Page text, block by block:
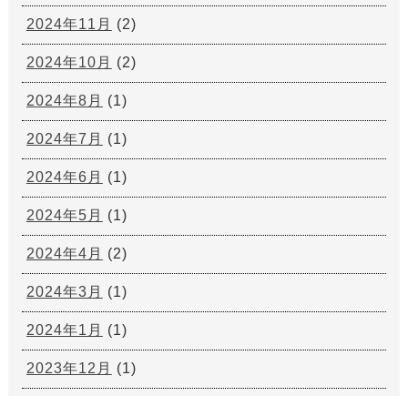
2024年11月 (2)
2024年10月 (2)
2024年8月 (1)
2024年7月 (1)
2024年6月 (1)
2024年5月 (1)
2024年4月 (2)
2024年3月 (1)
2024年1月 (1)
2023年12月 (1)